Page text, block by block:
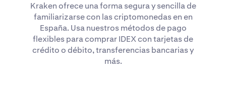
Kraken ofrece una forma segura y sencilla de
familiarizarse con las criptomonedas en en
España. Usa nuestros métodos de pago
flexibles para comprar IDEX con tarjetas de
crédito o débito, transferencias bancarias y
más.